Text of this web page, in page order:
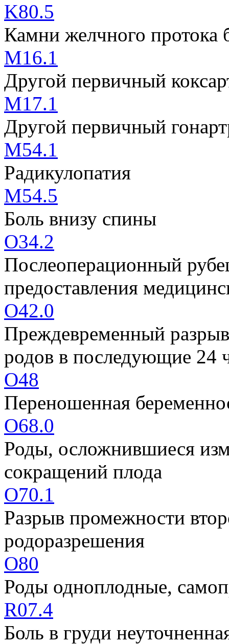
K80.5
Камни желчного протока
M16.1
Другой первичный
M17.1
Другой первичный
M54.1
Радикулопатия
M54.5
Боль внизу спины
O34.2
Послеоперационный
предоставления
O42.0
Преждевременный
родов в последующие 24
O48
Переношенная
O68.0
Роды, осложнившиеся
сокращений плода
O70.1
Разрыв промежности
родоразрешения
O80
Роды одноплодные,
R07.4
Боль в груди